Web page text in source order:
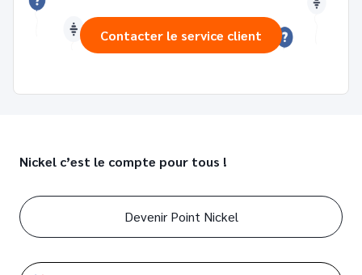
Contacter le service client
Nickel c’est le compte pour tous !
Devenir Point Nickel